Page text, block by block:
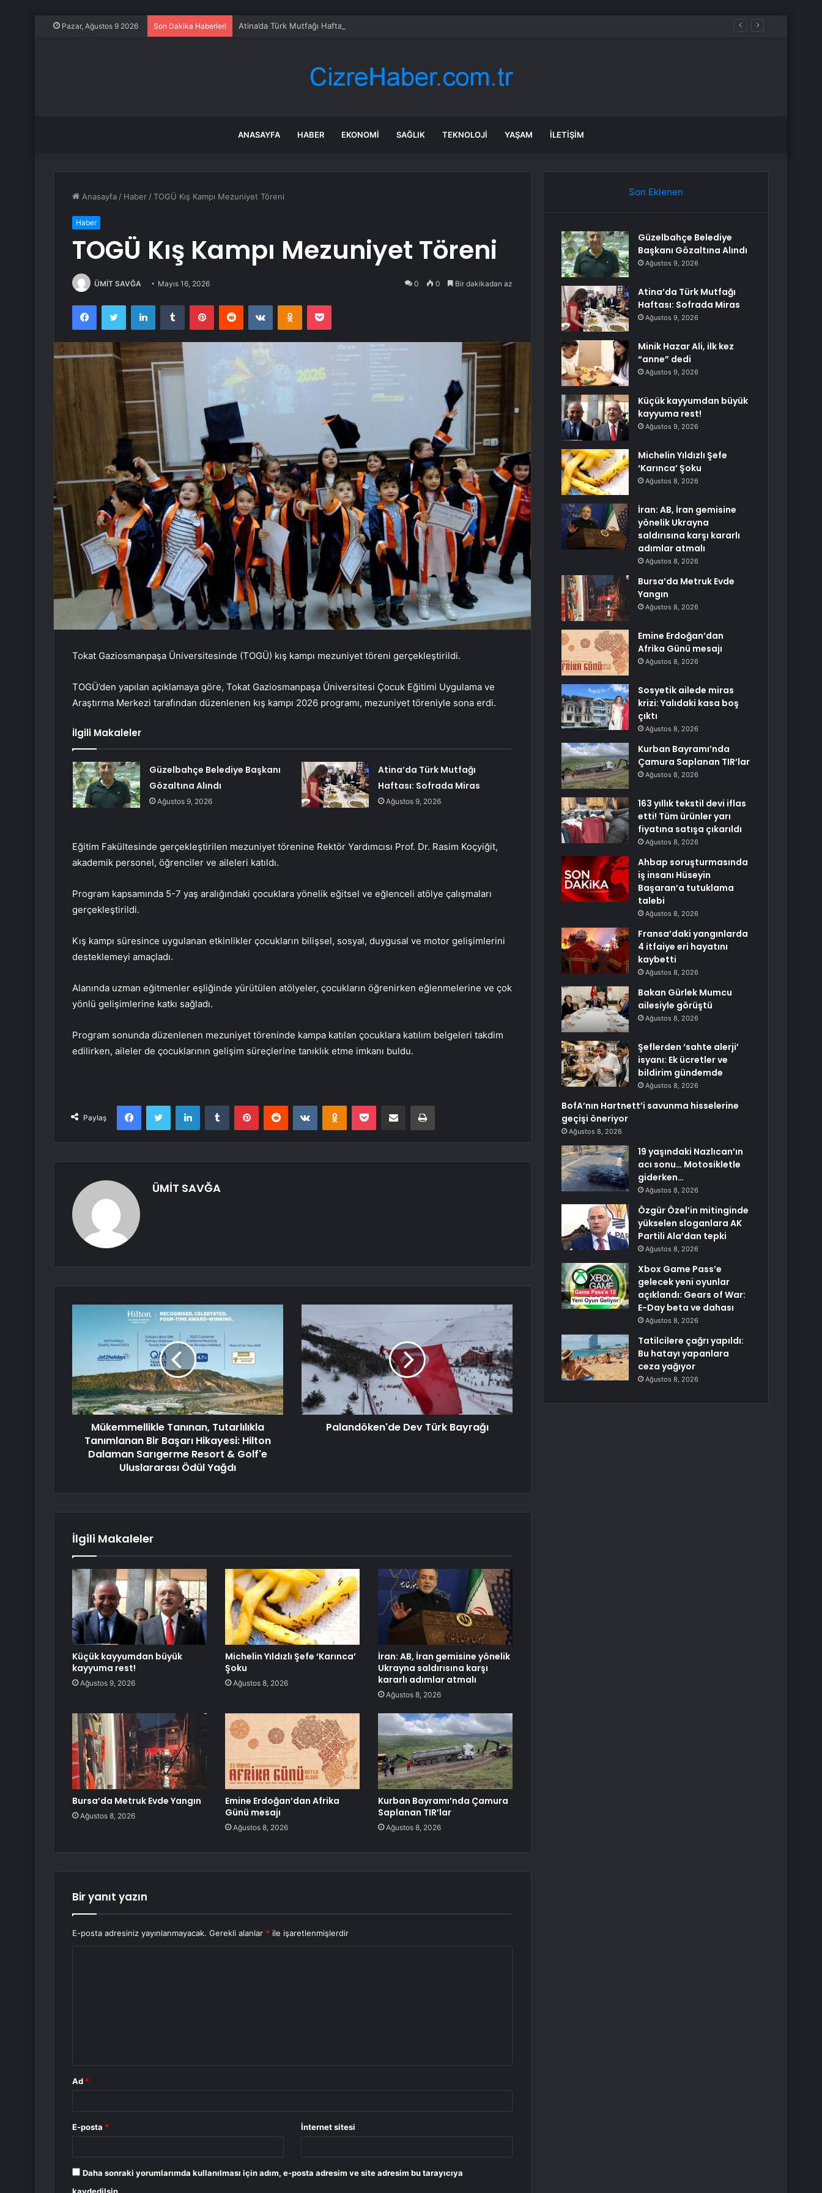
Pazar, Ağustos 9 2026 Son Dakika Haberleri Atina’da Türk Mutfağı Haftası: Sofrada Miras
ANASAYFA HABER EKONOMI SAĞLIK TEKNOLOJI YAŞAM İLETIŞIM
Anasayfa / Haber /TOGÜ Kış Kampı Mezuniyet Töreni
Haber
TOGÜ Kış Kampı Mezuniyet Töreni
ÜMİT SAVĞA Mayıs 16, 2026 0 0 Bir dakikadan az
FacebookTwitter LinkedInTumblr PinterestReddit VKontakteOdnoklassniki
Pocket
Tokat Gaziosmanpaşa Üniversitesinde (TOGÜ) kış kampı mezuniyet töreni gerçekleştirildi.
TOGÜ’den yapılan açıklamaya göre, Tokat Gaziosmanpaşa Üniversitesi Çocuk Eğitimi Uygulama ve
Araştırma Merkezi tarafından düzenlenen kış kampı 2026 programı, mezuniyet töreniyle sona erdi.
İlgili Makaleler
Güzelbahçe Belediye Başkanı
Gözaltına Alındı
Ağustos 9, 2026
Atina’da Türk Mutfağı
Haftası: Sofrada Miras
Ağustos 9, 2026
Eğitim Fakültesinde gerçekleştirilen mezuniyet törenine Rektör Yardımcısı Prof. Dr. Rasim Koçyiğit,
akademik personel, öğrenciler ve aileleri katıldı.
Program kapsamında 5-7 yaş aralığındaki çocuklara yönelik eğitsel ve eğlenceli atölye çalışmaları
gerçekleştirildi.
Kış kampı süresince uygulanan etkinlikler çocukların bilişsel, sosyal, duygusal ve motor gelişimlerini
desteklemeyi amaçladı.
Alanında uzman eğitmenler eşliğinde yürütülen atölyeler, çocukların öğrenirken eğlenmelerine ve çok
yönlü gelişimlerine katkı sağladı.
Program sonunda düzenlenen mezuniyet töreninde kampa katılan çocuklara katılım belgeleri takdim
edilirken, aileler de çocuklarının gelişim süreçlerine tanıklık etme imkanı buldu.
Paylaş
FacebookTwitter LinkedInTumblr PinterestReddit VKontakteOdnoklassniki
Pocket E-Posta ile paylaş Yazdır
ÜMİT SAVĞA
Mükemmellikle Tanınan, Tutarlılıkla
Tanımlanan Bir Başarı Hikayesi: Hilton
Dalaman Sarıgerme Resort & Golf'e
Uluslararası Ödül Yağdı
Palandöken'de Dev Türk Bayrağı
İlgili Makaleler
Küçük kayyumdan büyük
kayyuma rest!
Ağustos 9, 2026
Michelin Yıldızlı Şefe ‘Karınca’
Şoku
Ağustos 8, 2026
İran: AB, İran gemisine yönelik
Ukrayna saldırısına karşı
kararlı adımlar atmalı
Ağustos 8, 2026
Bursa’da Metruk Evde Yangın
Ağustos 8, 2026
Emine Erdoğan’dan Afrika
Günü mesajı
Ağustos 8, 2026
Kurban Bayramı’nda Çamura
Saplanan TIR’lar
Ağustos 8, 2026
Bir yanıt yazın
E-posta adresiniz yayınlanmayacak. Gerekli alanlar * ile işaretlenmişlerdir
Ad *
E-posta * İnternet sitesi
Daha sonraki yorumlarımda kullanılması için adım, e-posta adresim ve site adresim bu tarayıcıya
Son Eklenen
Güzelbahçe Belediye
Başkanı Gözaltına Alındı
Ağustos 9, 2026
Atina’da Türk Mutfağı
Haftası: Sofrada Miras
Ağustos 9, 2026
Minik Hazar Ali, ilk kez
“anne” dedi
Ağustos 9, 2026
Küçük kayyumdan büyük
kayyuma rest!
Ağustos 9, 2026
Michelin Yıldızlı Şefe
‘Karınca’ Şoku
Ağustos 8, 2026
İran: AB, İran gemisine
yönelik Ukrayna
saldırısına karşı kararlı
adımlar atmalı
Ağustos 8, 2026
Bursa’da Metruk Evde
Yangın
Ağustos 8, 2026
Emine Erdoğan’dan
Afrika Günü mesajı
Ağustos 8, 2026
Sosyetik ailede miras
krizi: Yalıdaki kasa boş
çıktı
Ağustos 8, 2026
Kurban Bayramı’nda
Çamura Saplanan TIR’lar
Ağustos 8, 2026
163 yıllık tekstil devi iflas
etti! Tüm ürünler yarı
fiyatına satışa çıkarıldı
Ağustos 8, 2026
Ahbap soruşturmasında
iş insanı Hüseyin
Başaran’a tutuklama
talebi
Ağustos 8, 2026
Fransa’daki yangınlarda
4 itfaiye eri hayatını
kaybetti
Ağustos 8, 2026
Bakan Gürlek Mumcu
ailesiyle görüştü
Ağustos 8, 2026
Şeflerden ‘sahte alerji’
isyanı: Ek ücretler ve
bildirim gündemde
Ağustos 8, 2026
BofA’nın Hartnett’i savunma hisselerine
geçişi öneriyor
Ağustos 8, 2026
19 yaşındaki Nazlıcan’ın
acı sonu… Motosikletle
giderken…
Ağustos 8, 2026
Özgür Özel’in mitinginde
yükselen sloganlara AK
Partili Ala’dan tepki
Ağustos 8, 2026
Xbox Game Pass’e
gelecek yeni oyunlar
açıklandı: Gears of War:
E-Day beta ve dahası
Ağustos 8, 2026
Tatilcilere çağrı yapıldı:
Bu hatayı yapanlara
ceza yağıyor
Ağustos 8, 2026